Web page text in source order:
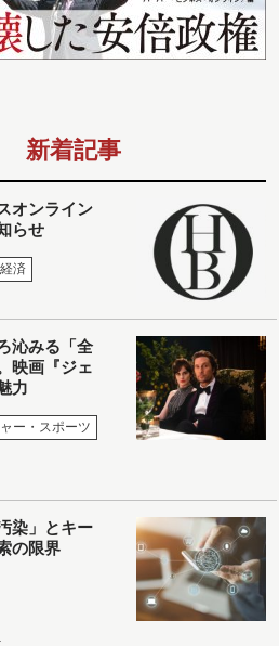
新着記事
オンライン
らせ
済
沁みる「全
映画『ジェ
力
ー・スポーツ
染」とキー
の限界